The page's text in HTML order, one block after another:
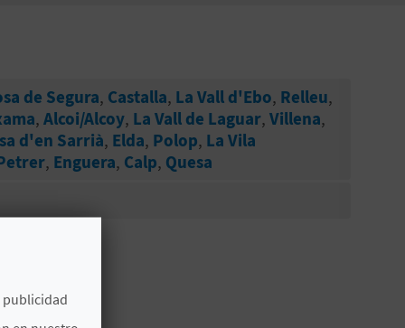
de Segura, Castalla, La Vall d'Ebo, Relleu,
, Alcoi/Alcoy, La Vall de Laguar, Villena,
d'en Sarrià, Elda, Polop, La Vila
, Enguera, Calp, Quesa
publicidad